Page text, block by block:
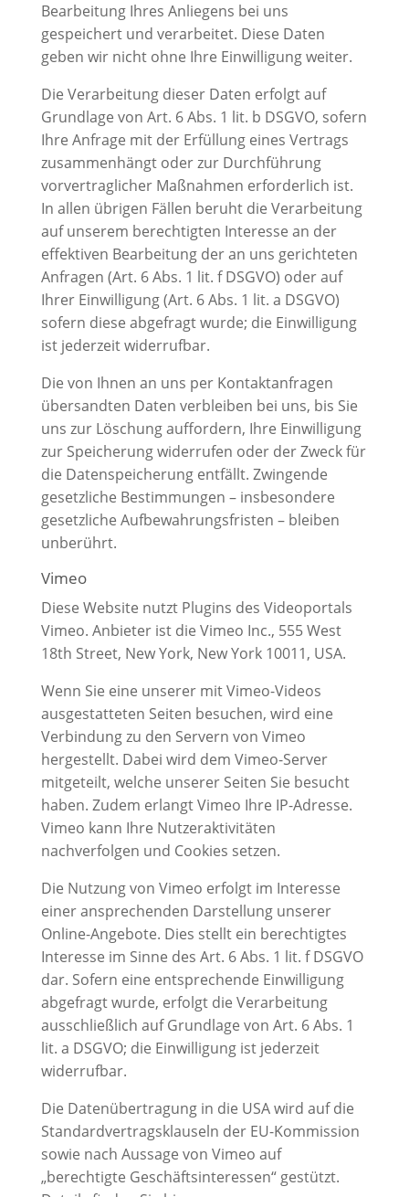
Bearbeitung Ihres Anliegens bei uns
gespeichert und verarbeitet. Diese Daten
geben wir nicht ohne Ihre Einwilligung weiter.
Die Verarbeitung dieser Daten erfolgt auf
Grundlage von Art. 6 Abs. 1 lit. b DSGVO, sofern
Ihre Anfrage mit der Erfüllung eines Vertrags
zusammenhängt oder zur Durchführung
vorvertraglicher Maßnahmen erforderlich ist.
In allen übrigen Fällen beruht die Verarbeitung
auf unserem berechtigten Interesse an der
effektiven Bearbeitung der an uns gerichteten
Anfragen (Art. 6 Abs. 1 lit. f DSGVO) oder auf
Ihrer Einwilligung (Art. 6 Abs. 1 lit. a DSGVO)
sofern diese abgefragt wurde; die Einwilligung
ist jederzeit widerrufbar.
Die von Ihnen an uns per Kontaktanfragen
übersandten Daten verbleiben bei uns, bis Sie
uns zur Löschung auffordern, Ihre Einwilligung
zur Speicherung widerrufen oder der Zweck für
die Datenspeicherung entfällt. Zwingende
gesetzliche Bestimmungen – insbesondere
gesetzliche Aufbewahrungsfristen – bleiben
unberührt.
Vimeo
Diese Website nutzt Plugins des Videoportals
Vimeo. Anbieter ist die Vimeo Inc., 555 West
18th Street, New York, New York 10011, USA.
Wenn Sie eine unserer mit Vimeo-Videos
ausgestatteten Seiten besuchen, wird eine
Verbindung zu den Servern von Vimeo
hergestellt. Dabei wird dem Vimeo-Server
mitgeteilt, welche unserer Seiten Sie besucht
haben. Zudem erlangt Vimeo Ihre IP-Adresse.
Vimeo kann Ihre Nutzeraktivitäten
nachverfolgen und Cookies setzen.
Die Nutzung von Vimeo erfolgt im Interesse
einer ansprechenden Darstellung unserer
Online-Angebote. Dies stellt ein berechtigtes
Interesse im Sinne des Art. 6 Abs. 1 lit. f DSGVO
dar. Sofern eine entsprechende Einwilligung
abgefragt wurde, erfolgt die Verarbeitung
ausschließlich auf Grundlage von Art. 6 Abs. 1
lit. a DSGVO; die Einwilligung ist jederzeit
widerrufbar.
Die Datenübertragung in die USA wird auf die
Standardvertragsklauseln der EU-Kommission
sowie nach Aussage von Vimeo auf
„berechtigte Geschäftsinteressen“ gestützt.